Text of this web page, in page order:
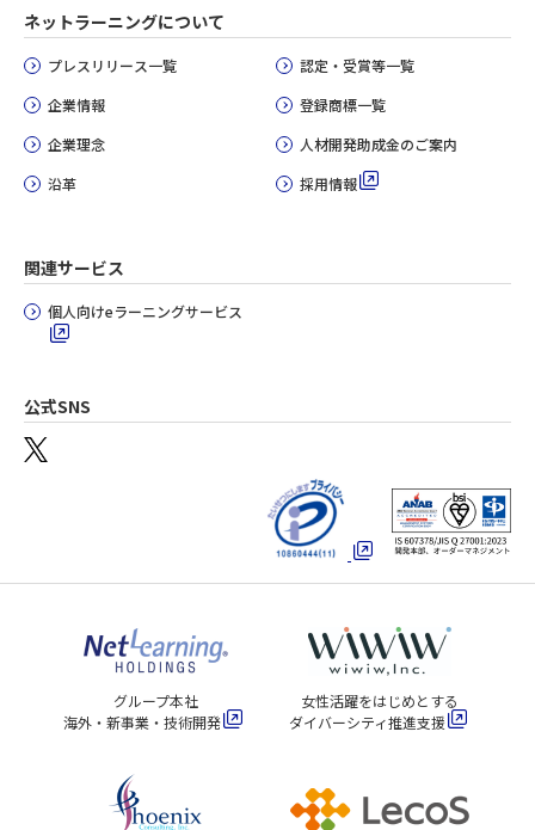
ネットラーニングについて
プレスリリース一覧
企業情報
企業理念
沿革
認定・受賞等一覧
登録商標一覧
人材開発助成金のご案内
採用情報
関連サービス
個人向けeラーニングサービス
公式SNS
グループ本社
海外・新事業・技術開発
女性活躍をはじめとする
ダイバーシティ推進支援